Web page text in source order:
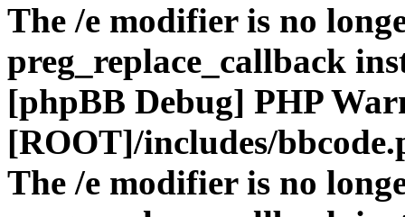
The /e modifier is no
preg_replace_callback
[phpBB Debug] PHP
[ROOT]/includes/
The /e modifier is no